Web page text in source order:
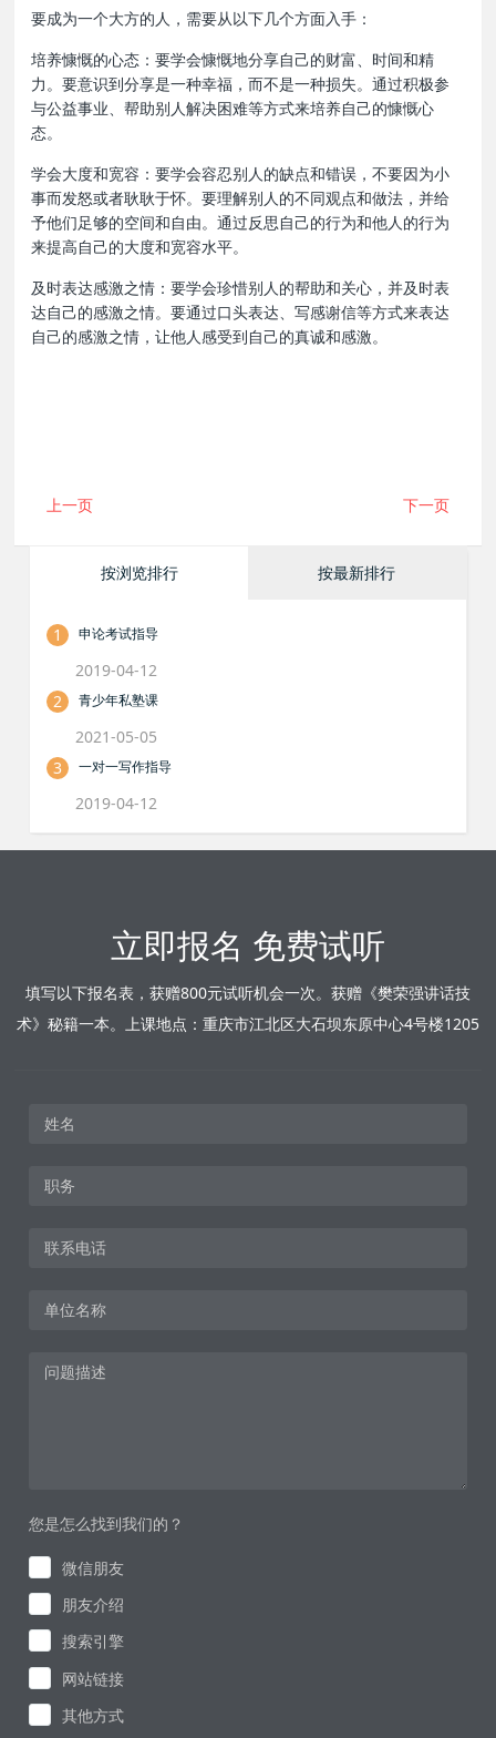
要成为一个大方的人，需要从以下几个方面入手：
培养慷慨的心态：要学会慷慨地分享自己的财富、时间和精
力。要意识到分享是一种幸福，而不是一种损失。通过积极参
与公益事业、帮助别人解决困难等方式来培养自己的慷慨心
态。
学会大度和宽容：要学会容忍别人的缺点和错误，不要因为小
事而发怒或者耿耿于怀。要理解别人的不同观点和做法，并给
予他们足够的空间和自由。通过反思自己的行为和他人的行为
来提高自己的大度和宽容水平。
及时表达感激之情：要学会珍惜别人的帮助和关心，并及时表
达自己的感激之情。要通过口头表达、写感谢信等方式来表达
自己的感激之情，让他人感受到自己的真诚和感激。
上一页 下一页
按浏览排行 按最新排行
1 申论考试指导
2019-04-12
2
青少年私塾课
2021-05-05
3
一对一写作指导
2019-04-12
立即报名 免费试听
填写以下报名表，获赠800元试听机会一次。获赠《樊荣强讲话技
术》秘籍一本。上课地点：重庆市江北区大石坝东原中心4号楼1205
您是怎么找到我们的？
微信朋友
朋友介绍
搜索引擎
网站链接
其他方式